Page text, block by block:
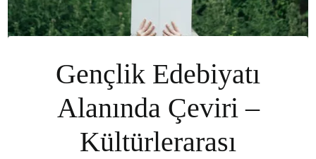
Gençlik Edebiyatı
Alanında Çeviri –
Kültürlerarası